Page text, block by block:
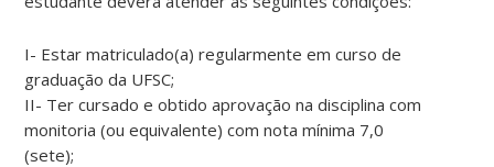
I- Estar matriculado(a) regularmente em curso de
graduação da UFSC;
II- Ter cursado e obtido aprovação na disciplina com
monitoria (ou equivalente) com nota mínima 7,0
(sete);